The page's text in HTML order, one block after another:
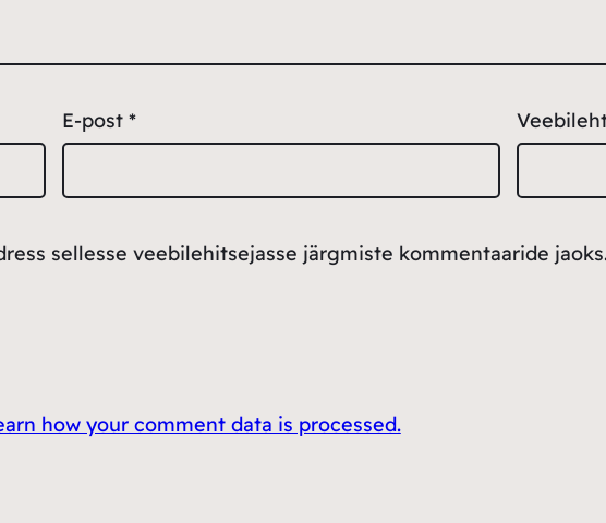
E-post *
sellesse veebilehitsejasse järgmiste kommentaaride
how your comment data is processed.